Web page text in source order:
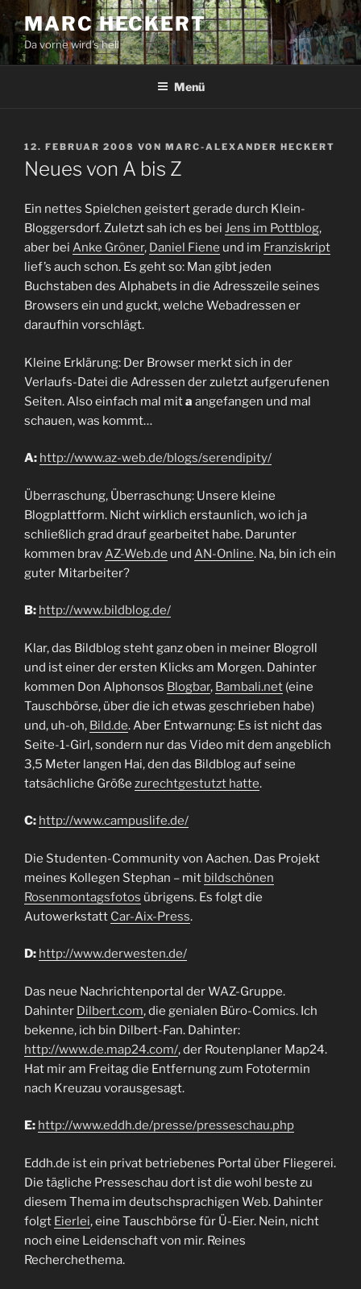
Inhalt
springen
MARC HECKERT
Da vorne wird's hell
Menü
VERÖFFENTLICHT
AM
12. FEBRUAR 2008 VON MARC-ALEXANDER HECKERT
Neues von A bis Z
Ein nettes Spielchen geistert gerade durch Klein-
Bloggersdorf. Zuletzt sah ich es bei Jens im Pottblog,
aber bei Anke Gröner, Daniel Fiene und im Franziskript
lief’s auch schon. Es geht so: Man gibt jeden
Buchstaben des Alphabets in die Adresszeile seines
Browsers ein und guckt, welche Webadressen er
daraufhin vorschlägt.
Kleine Erklärung: Der Browser merkt sich in der
Verlaufs-Datei die Adressen der zuletzt aufgerufenen
Seiten. Also einfach mal mita angefangen und mal
schauen, was kommt…
A: http://www.az-web.de/blogs/serendipity/
Überraschung, Überraschung: Unsere kleine
Blogplattform. Nicht wirklich erstaunlich, wo ich ja
schließlich grad drauf gearbeitet habe. Darunter
kommen bravAZ-Web.de und AN-Online. Na, bin ich ein
guter Mitarbeiter?
B: http://www.bildblog.de/
Klar, das Bildblog steht ganz oben in meiner Blogroll
und ist einer der ersten Klicks am Morgen. Dahinter
kommen Don Alphonsos Blogbar, Bambali.net (eine
Tauschbörse, über die ich etwas geschrieben habe)
und, uh-oh, Bild.de. Aber Entwarnung: Es ist nicht das
Seite-1-Girl, sondern nur das Video mit dem angeblich
3,5 Meter langen Hai, den das Bildblog auf seine
tatsächliche Größe zurechtgestutzt hatte.
C: http://www.campuslife.de/
Die Studenten-Community von Aachen. Das Projekt
meines Kollegen Stephan – mit bildschönen
Rosenmontagsfotos übrigens. Es folgt die
Autowerkstatt Car-Aix-Press.
D: http://www.derwesten.de/
Das neue Nachrichtenportal der WAZ-Gruppe.
Dahinter Dilbert.com, die genialen Büro-Comics. Ich
bekenne, ich bin Dilbert-Fan. Dahinter:
http://www.de.map24.com/, der Routenplaner Map24.
Hat mir am Freitag die Entfernung zum Fototermin
nach Kreuzau vorausgesagt.
E: http://www.eddh.de/presse/presseschau.php
Eddh.de ist ein privat betriebenes Portal über Fliegerei.
Die tägliche Presseschau dort ist die wohl beste zu
diesem Thema im deutschsprachigen Web. Dahinter
folgt Eierlei, eine Tauschbörse für Ü-Eier. Nein, nicht
noch eine Leidenschaft von mir. Reines
Recherchethema.